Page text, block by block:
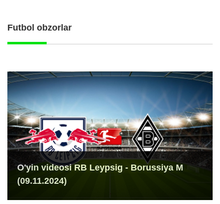
Futbol obzorlar
O'yin videosi RB Leypsig - Borussiya M
(09.11.2024)